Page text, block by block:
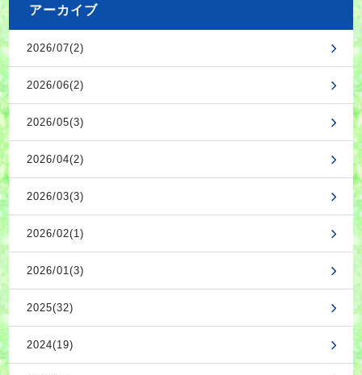
アーカイブ
2026/07(2)
2026/06(2)
2026/05(3)
2026/04(2)
2026/03(3)
2026/02(1)
2026/01(3)
2025(32)
2024(19)